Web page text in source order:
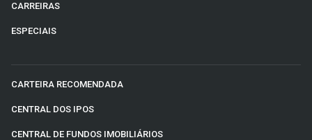
CARREIRAS
ESPECIAIS
CARTEIRA RECOMENDADA
CENTRAL DOS IPOS
CENTRAL DE FUNDOS IMOBILIÁRIOS